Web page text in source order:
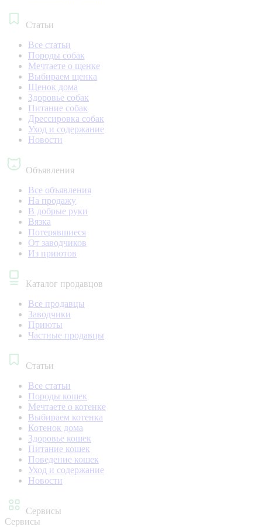
Статьи
Все статьи
Породы собак
Мечтаете о щенке
Выбираем щенка
Щенок дома
Здоровье собак
Питание собак
Дрессировка собак
Уход и содержание
Новости
Объявления
Все объявления
На продажу
В добрые руки
Вязка
Потерявшиеся
От заводчиков
Из приютов
Каталог продавцов
Все продавцы
Заводчики
Приюты
Частные продавцы
Статьи
Все статьи
Породы кошек
Мечтаете о котенке
Выбираем котенка
Котенок дома
Здоровье кошек
Питание кошек
Поведение кошек
Уход и содержание
Новости
Сервисы
Сервисы